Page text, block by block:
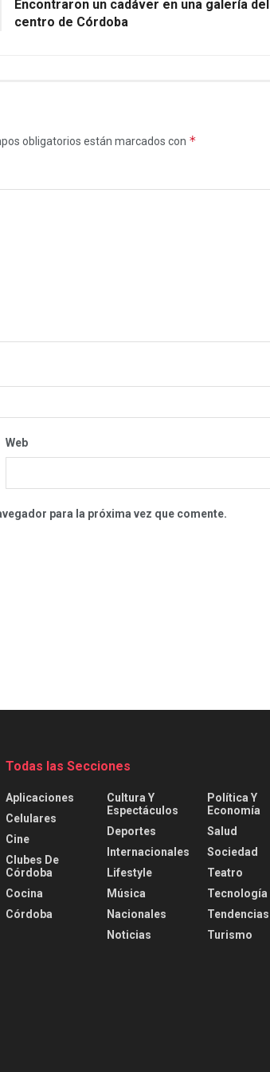
Encontraron un cadáver en una galería del
centro de Córdoba
obligatorios están marcados con *
Web
para la próxima vez que comente.
Todas las Secciones
Aplicaciones
Celulares
Cine
Clubes De
Córdoba
Cocina
Córdoba
Cultura Y
Espectáculos
Deportes
Internacionales
Lifestyle
Música
Nacionales
Noticias
Política Y
Economía
Salud
Sociedad
Teatro
Tecnología
Tendencias
Turismo